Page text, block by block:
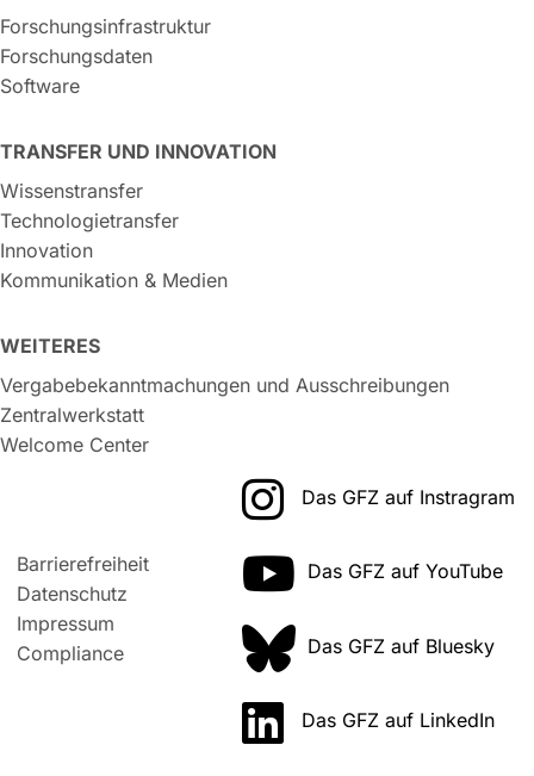
Forschungsinfrastruktur
Forschungsdaten
Software
TRANSFER UND INNOVATION
Wissenstransfer
Technologietransfer
Innovation
Kommunikation & Medien
WEITERES
Vergabebekanntmachungen und Ausschreibungen
Zentralwerkstatt
Welcome Center
Barrierefreiheit
Datenschutz
Impressum
Compliance
Das GFZ auf Instragram
Das GFZ auf YouTube
Das GFZ auf Bluesky
Das GFZ auf LinkedIn